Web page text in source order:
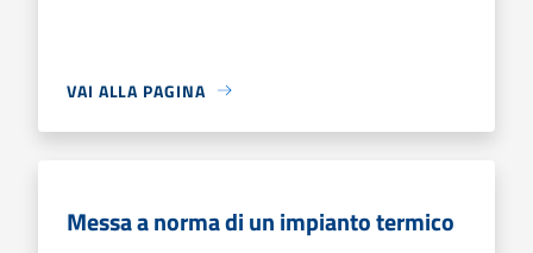
VAI ALLA PAGINA
Messa a norma di un impianto termico